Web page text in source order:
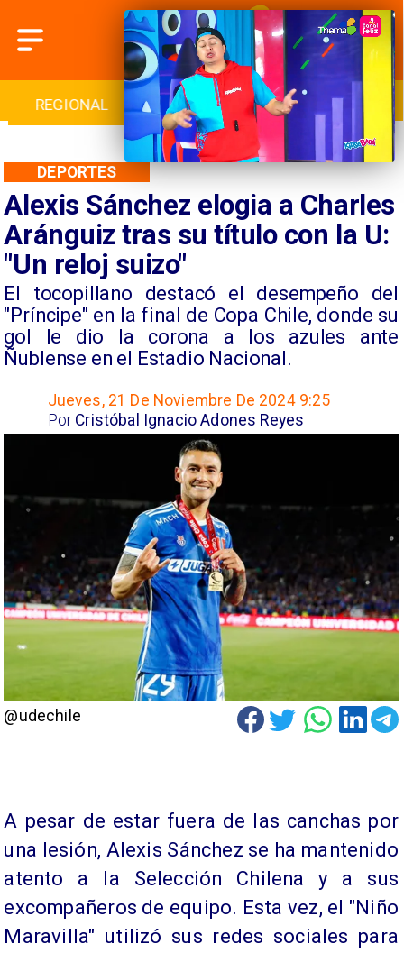
INTERNACIONAL DEPORTES CULTURA
Alexis Sánchez elogia a Charles
Aránguiz tras su título con la U:
"Un reloj suizo"
​El tocopillano destacó el desempeño del
"Príncipe" en la final de Copa Chile, donde su
gol le dio la corona a los azules ante
Ñublense en el Estadio Nacional.
DEPORTES
Jueves, 21 De Noviembre De 2024 9:25
Cristóbal Ignacio Adones Reyes
Por
@udechile
A pesar de estar fuera de las canchas por
una lesión, Alexis Sánchez se ha mantenido
atento a la Selección Chilena y a sus
excompañeros de equipo. Esta vez, el "Niño
Maravilla" utilizó sus redes sociales para